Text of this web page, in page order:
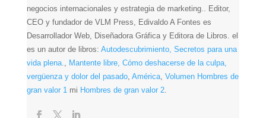
negocios internacionales y estrategia de marketing.. Editor,
CEO y fundador de VLM Press, Edivaldo A Fontes es
Desarrollador Web, Diseñadora Gráfica y Editora de Libros. el
es un autorde libros: Autodescubrimiento, Secretos para una
vida plena.
Mantente libre, Cómo deshacerse de la culpa,
vergüenza y dolor del pasado, América, Volumen Hombres de
gran valor 1 mi Hombres de gran valor 2.